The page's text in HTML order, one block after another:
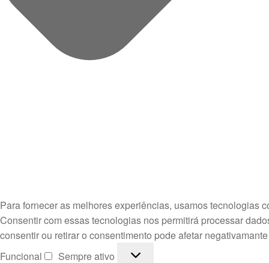
Para fornecer as melhores experiências, usamos tecnologias
Consentir com essas tecnologias nos permitirá processar
consentir ou retirar o consentimento pode afetar
Funcional
Funcional
Sempre ativo